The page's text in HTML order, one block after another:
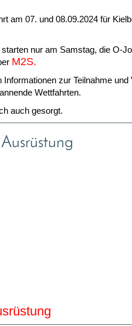
am 07. und 08.09.2024 für
nur am Samstag, die O-
M2S.
zur Teilnahme und
Wettfahrten.
auch gesorgt.